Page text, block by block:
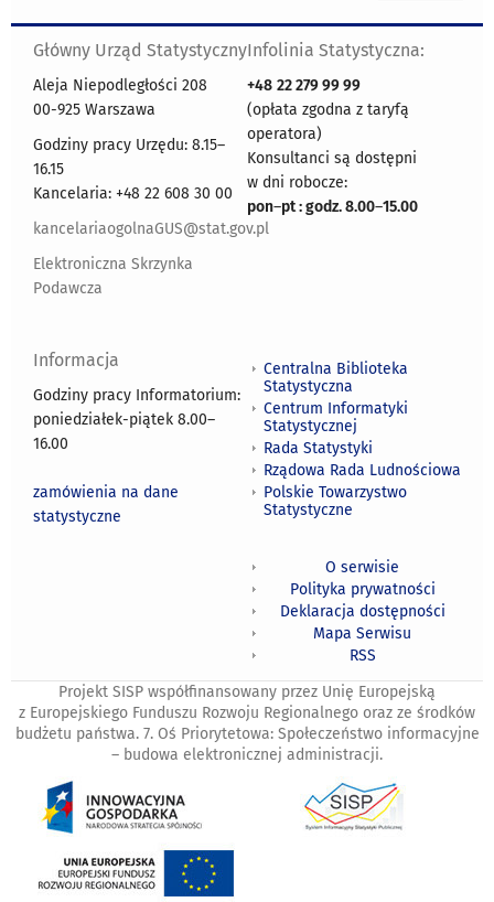
Główny Urząd Statystyczny
Aleja Niepodległości 208
00-925 Warszawa
Godziny pracy Urzędu: 8.15–
16.15
Kancelaria: +48 22 608 30 00
kancelariaogolnaGUS@stat.gov.pl
Elektroniczna Skrzynka
Podawcza
Infolinia Statystyczna:
+48 22 279 99 99
(opłata zgodna z taryfą
operatora)
Konsultanci są dostępni
w dni robocze:
pon–pt : godz. 8.00–15.00
Informacja
Godziny pracy Informatorium:
poniedziałek-piątek 8.00–
16.00
zamówienia na dane
statystyczne
Centralna Biblioteka
Statystyczna
Centrum Informatyki
Statystycznej
Rada Statystyki
Rządowa Rada Ludnościowa
Polskie Towarzystwo
Statystyczne
O serwisie
Polityka prywatności
Deklaracja dostępności
Mapa Serwisu
RSS
Projekt SISP współfinansowany przez Unię Europejską
z Europejskiego Funduszu Rozwoju Regionalnego oraz ze środków
budżetu państwa. 7. Oś Priorytetowa: Społeczeństwo informacyjne
– budowa elektronicznej administracji.